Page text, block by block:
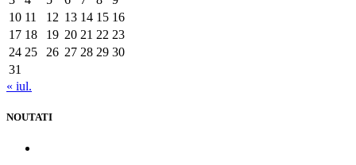
10 11 12 13 14 15 16
17 18 19 20 21 22 23
24 25 26 27 28 29 30
31
« iul.
NOUTATI